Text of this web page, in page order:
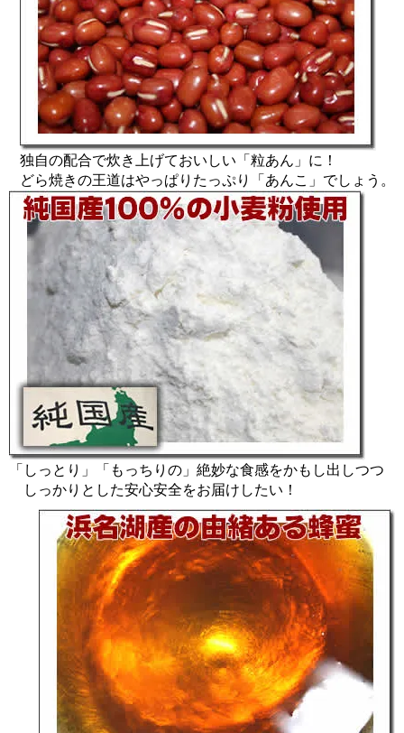
独自の配合で炊き上げておいしい「粒あん」に！
どら焼きの王道はやっぱりたっぷり「あんこ」でしょう。
「しっとり」「もっちりの」絶妙な食感をかもし出しつつ
しっかりとした安心安全をお届けしたい！